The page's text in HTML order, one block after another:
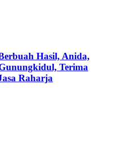
Hasil, Anida,
Terima
Raharja